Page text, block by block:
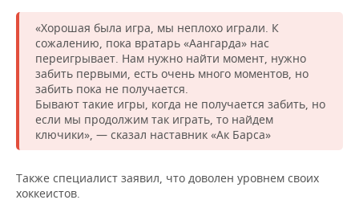
КОМУ ПРИНАДЛЕЖАТ
ТОРГОВЫЕ ЦЕНТРЫ
ТАТАРСТАНА
БЮДЖЕТ
ИНВЕСТИЦИИ
МАШИНОСТРОЕНИЕ
НЕФТЕХИМИЯ
НЕФТЬ
ОПК
НОВОСТИ АВТО
БИЗНЕС
НОВОСТИ БИЗНЕСА
РОЗНИЧНАЯ ТОРГОВЛЯ
ТРАНСПОРТ
ТЕХНОЛОГИИ
НОВОСТИ ТЕХНОЛОГИЙ
ТЕЛЕКОММУНИКАЦИИ
МЕРОПРИЯТИЯ
НОВОСТИ МЕРОПРИЯТИЙ
БИЗНЕС-БРАНЧИ
СПОРТ
ФУТБОЛ
НОВОСТИ ОБЩЕСТВА
ФОТОГАЛЕРЕЯ
«Хорошая была игра, мы неплохо играли. К
сожалению, пока вратарь «Аангарда» нас
переигрывает. Нам нужно найти момент, нужно
забить первыми, есть очень много моментов, но
забить пока не получается.
Бывают такие игры, когда не получается забить, но
если мы продолжим так играть, то найдем
ключики», — сказал наставник «Ак Барса»
Также специалист заявил, что доволен уровнем своих
хоккеистов.